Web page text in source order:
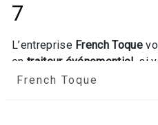
French Toque
7
L’entreprise French Toque
en traiteur événementiel , si
Entreprise usant d’une